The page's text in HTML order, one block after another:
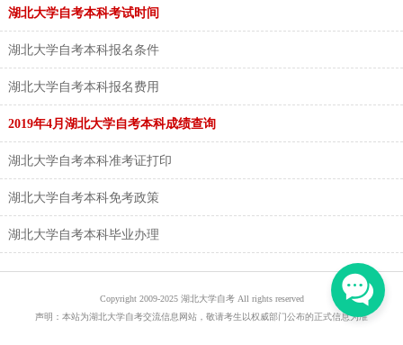
湖北大学自考本科考试时间
湖北大学自考本科报名条件
湖北大学自考本科报名费用
2019年4月湖北大学自考本科成绩查询
湖北大学自考本科准考证打印
湖北大学自考本科免考政策
湖北大学自考本科毕业办理
Copyright 2009-2025 湖北大学自考 All rights reserved
声明：本站为湖北大学自考交流信息网站，敬请考生以权威部门公布的正式信息为准